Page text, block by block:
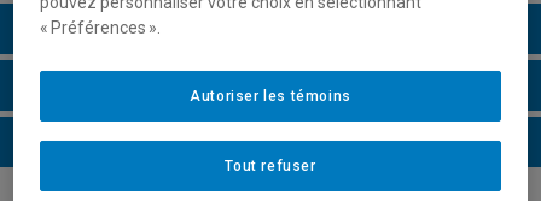
Horaire - Été 2026
Horaire - Automne 2026
Horaire - Hiver 2027
« Préférences ».
Tout refuser
Autoriser les témoins